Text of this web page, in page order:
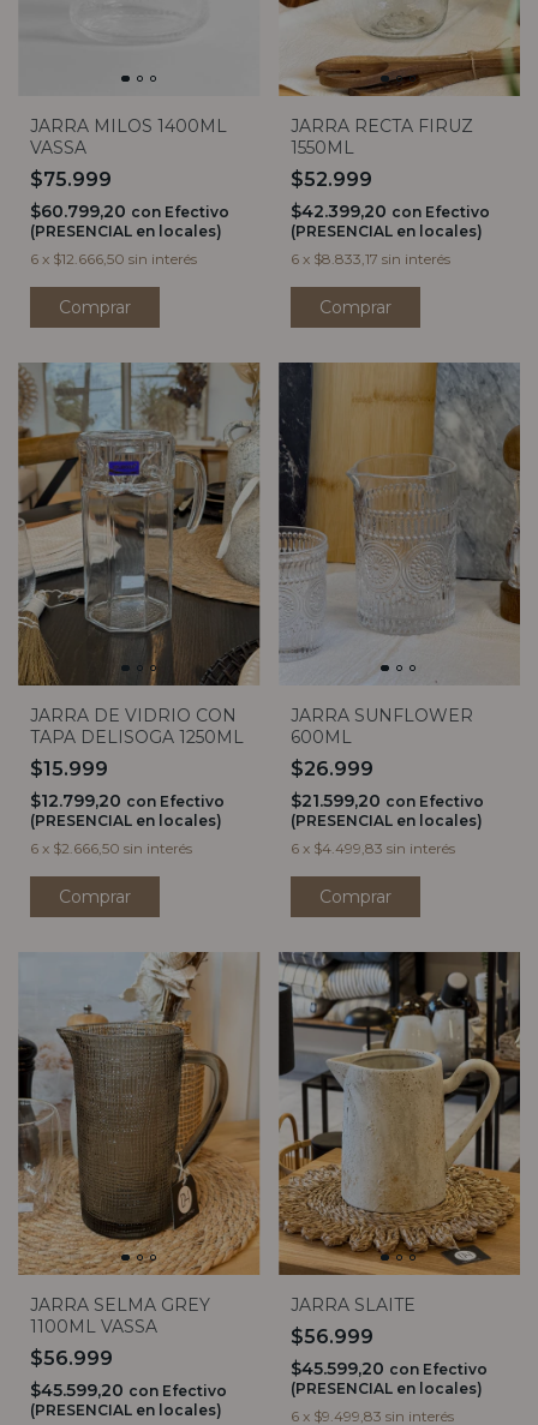
JARRA MILOS 1400ML
VASSA
$75.999
$60.799,20 con Efectivo
(PRESENCIAL en locales)
6 x $12.666,50 sin interés
JARRA RECTA FIRUZ
1550ML
$52.999
$42.399,20 con Efectivo
(PRESENCIAL en locales)
6 x $8.833,17 sin interés
JARRA DE VIDRIO CON
TAPA DELISOGA 1250ML
$15.999
$12.799,20 con Efectivo
(PRESENCIAL en locales)
6 x $2.666,50 sin interés
JARRA SUNFLOWER
600ML
$26.999
$21.599,20 con Efectivo
(PRESENCIAL en locales)
6 x $4.499,83 sin interés
JARRA SELMA GREY
1100ML VASSA
$56.999
$45.599,20 con Efectivo
(PRESENCIAL en locales)
JARRA SLAITE
$56.999
$45.599,20 con Efectivo
(PRESENCIAL en locales)
6 x $9.499,83 sin interés